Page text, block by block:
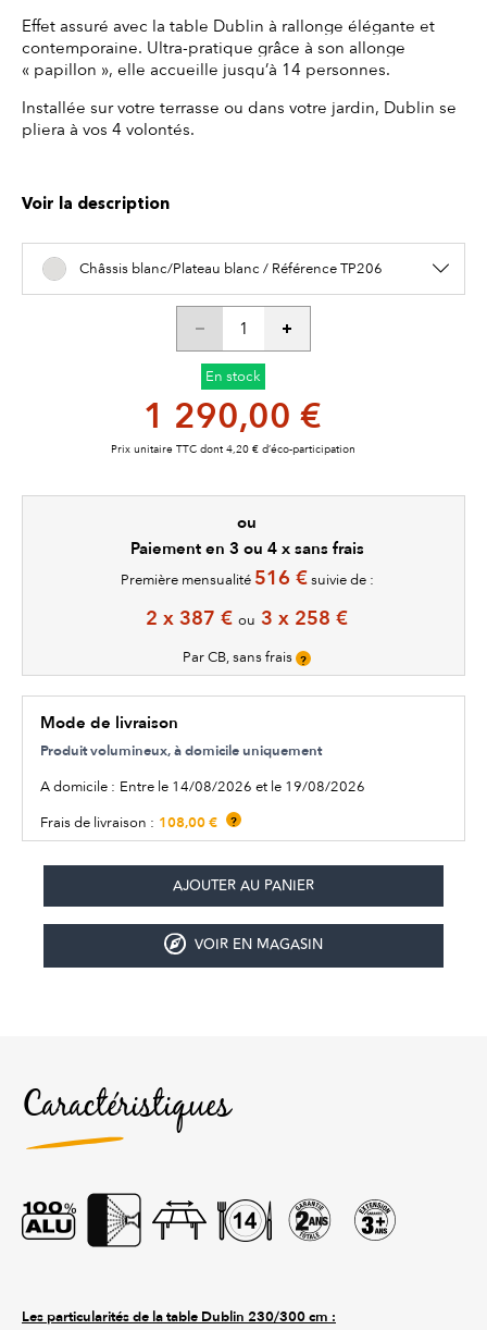
Effet assuré avec la table Dublin à rallonge élégante et
contemporaine. Ultra-pratique grâce à son allonge
« papillon », elle accueille jusqu’à 14 personnes.
Installée sur votre terrasse ou dans votre jardin, Dublin se
pliera à vos 4 volontés.
Voir la description
Châssis blanc/Plateau blanc / Référence TP206
En stock
1 290,00 €
Prix unitaire TTC dont 4,20 € d’éco-participation
ou
Paiement en 3 ou 4 x sans frais
Première mensualité 516 €suivie de :
2 x 387 € ou 3 x 258 €
Par CB, sans frais ?
Mode de livraison
Produit volumineux, à domicile uniquement
A domicile : Entre le 14/08/2026 et le 19/08/2026
Frais de livraison : 108,00 € ?
VOIR EN MAGASIN
Caractéristiques
Les particularités de la table Dublin 230/300 cm :